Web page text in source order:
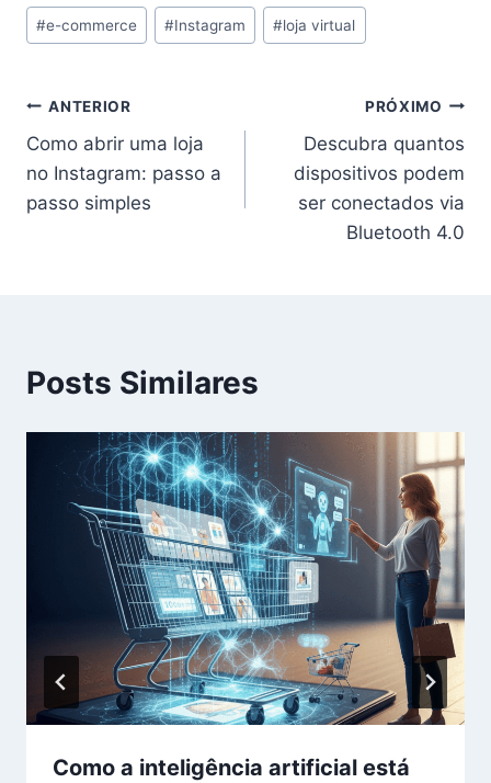
Tags
do
#e-commerce #Instagram #loja virtual
Navegação
de
Post
ANTERIOR
Como abrir uma loja
no Instagram: passo a
passo simples
PRÓXIMO
Descubra quantos
dispositivos podem
ser conectados via
Bluetooth 4.0
Posts Similares
Como a inteligência artificial está